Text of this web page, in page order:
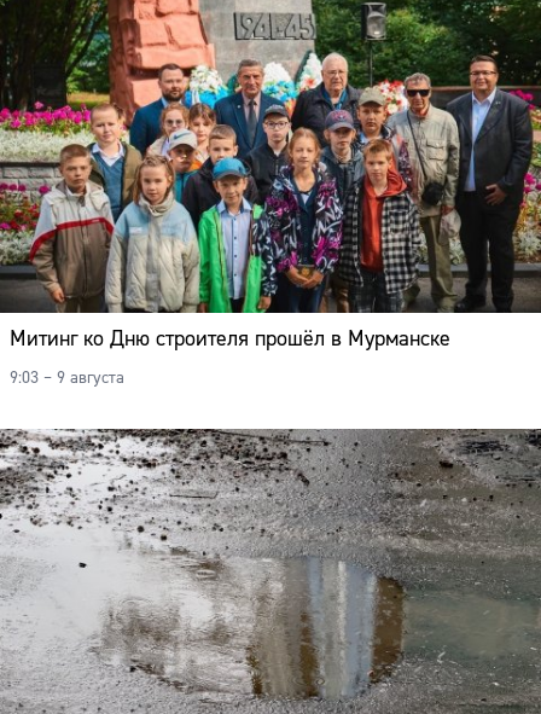
Митинг ко Дню строителя прошёл в Мурманске
9:03 – 9 августа